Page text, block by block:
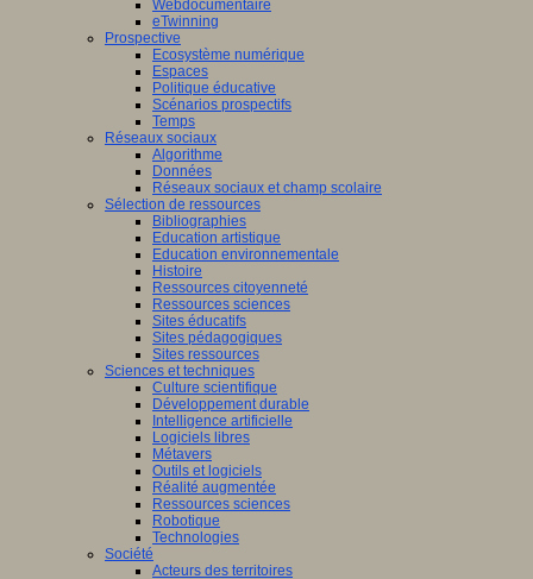
Webdocumentaire
eTwinning
Prospective
Ecosystème numérique
Espaces
Politique éducative
Scénarios prospectifs
Temps
Réseaux sociaux
Algorithme
Données
Réseaux sociaux et champ scolaire
Sélection de ressources
Bibliographies
Education artistique
Education environnementale
Histoire
Ressources citoyenneté
Ressources sciences
Sites éducatifs
Sites pédagogiques
Sites ressources
Sciences et techniques
Culture scientifique
Développement durable
Intelligence artificielle
Logiciels libres
Métavers
Outils et logiciels
Réalité augmentée
Ressources sciences
Robotique
Technologies
Société
Acteurs des territoires